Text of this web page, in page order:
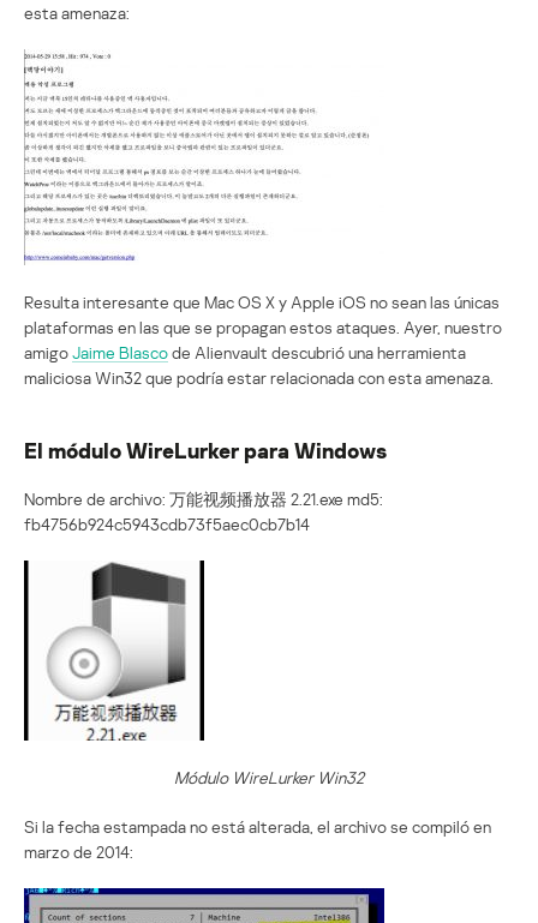
esta amenaza:
Resulta interesante que Mac OS X y Apple iOS no sean las únicas
plataformas en las que se propagan estos ataques. Ayer, nuestro
amigoJaime Blascode Alienvault descubrió una herramienta
maliciosa Win32 que podría estar relacionada con esta amenaza.
El módulo WireLurker para Windows
Nombre de archivo: 万能视频播放器 2.21.exe md5:
fb4756b924c5943cdb73f5aec0cb7b14
Módulo WireLurker Win32
Si la fecha estampada no está alterada, el archivo se compiló en
marzo de 2014: